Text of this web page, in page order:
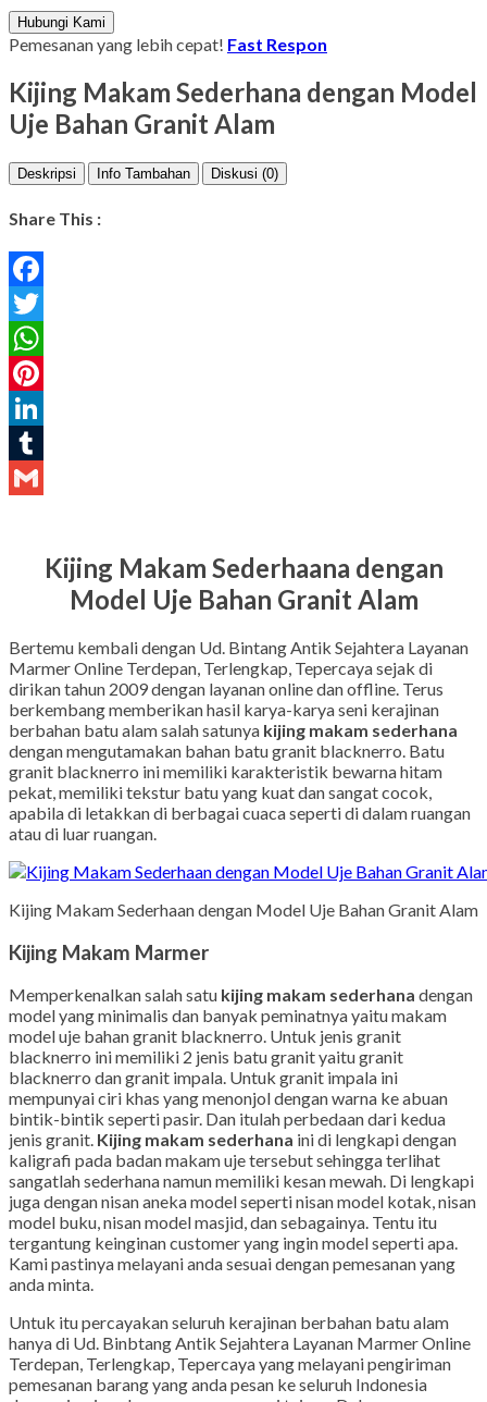
Hubungi Kami
Pemesanan yang lebih cepat! Fast Respon
Kijing Makam Sederhana dengan Model
Uje Bahan Granit Alam
Deskripsi Info Tambahan Diskusi (0)
Share This :
Facebook
Twitter
WhatsApp
Pinterest
LinkedIn
Tumblr
Kijing Makam Sederhaana dengan
Model Uje Bahan Granit Alam
Bertemu kembali dengan Ud. Bintang Antik Sejahtera Layanan
Marmer Online Terdepan, Terlengkap, Tepercaya sejak di
dirikan tahun 2009 dengan layanan online dan offline. Terus
berkembang memberikan hasil karya-karya seni kerajinan
berbahan batu alam salah satunya kijing makam sederhana
dengan mengutamakan bahan batu granit blacknerro. Batu
granit blacknerro ini memiliki karakteristik bewarna hitam
pekat, memiliki tekstur batu yang kuat dan sangat cocok,
apabila di letakkan di berbagai cuaca seperti di dalam ruangan
atau di luar ruangan.
Kijing Makam Sederhaan dengan Model Uje Bahan Granit Alam
Kijing Makam Marmer
Memperkenalkan salah satu kijing makam sederhana dengan
model yang minimalis dan banyak peminatnya yaitu makam
model uje bahan granit blacknerro. Untuk jenis granit
blacknerro ini memiliki 2 jenis batu granit yaitu granit
blacknerro dan granit impala. Untuk granit impala ini
mempunyai ciri khas yang menonjol dengan warna ke abuan
bintik-bintik seperti pasir. Dan itulah perbedaan dari kedua
jenis granit. Kijing makam sederhana ini di lengkapi dengan
kaligrafi pada badan makam uje tersebut sehingga terlihat
sangatlah sederhana namun memiliki kesan mewah. Di lengkapi
juga dengan nisan aneka model seperti nisan model kotak, nisan
model buku, nisan model masjid, dan sebagainya. Tentu itu
tergantung keinginan customer yang ingin model seperti apa.
Kami pastinya melayani anda sesuai dengan pemesanan yang
anda minta.
Untuk itu percayakan seluruh kerajinan berbahan batu alam
hanya di Ud. Binbtang Antik Sejahtera Layanan Marmer Online
Terdepan, Terlengkap, Tepercaya yang melayani pengiriman
pemesanan barang yang anda pesan ke seluruh Indonesia